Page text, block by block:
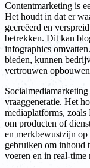
Contentmarketing is
Het houdt in dat er
gecreëerd en
betrekken. Dit kan
infographics
bieden, kunnen
vertrouwen
vraaggeneratie. Het
mediaplatforms,
om producten of
en merkbewustzijn
gebruiken om inhoud
voeren en in real-